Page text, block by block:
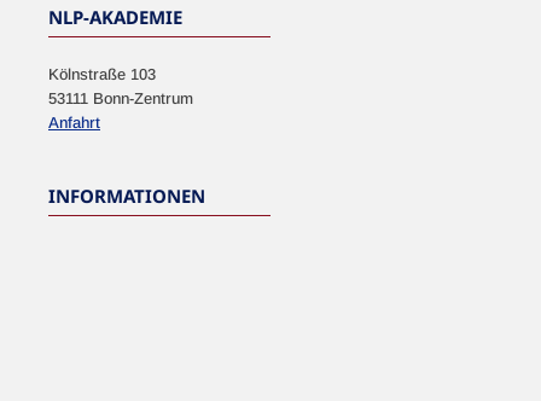
NLP-AKADEMIE
Kölnstraße 103
53111 Bonn-Zentrum
Anfahrt
INFORMATIONEN